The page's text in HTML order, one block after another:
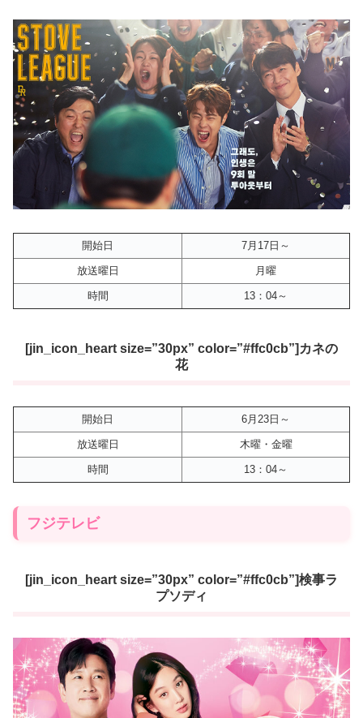
開始日 7月17日～
放送曜日 月曜
時間 13：04～
[jin_icon_heart size=”30px” color=”#ffc0cb”]カネの
花
開始日 6月23日～
放送曜日 木曜・金曜
時間 13：04～
フジテレビ
[jin_icon_heart size=”30px” color=”#ffc0cb”]検事ラ
プソディ